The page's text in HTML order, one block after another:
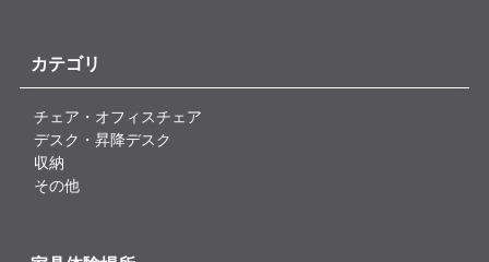
カテゴリ
チェア・オフィスチェア
デスク・昇降デスク
収納
その他